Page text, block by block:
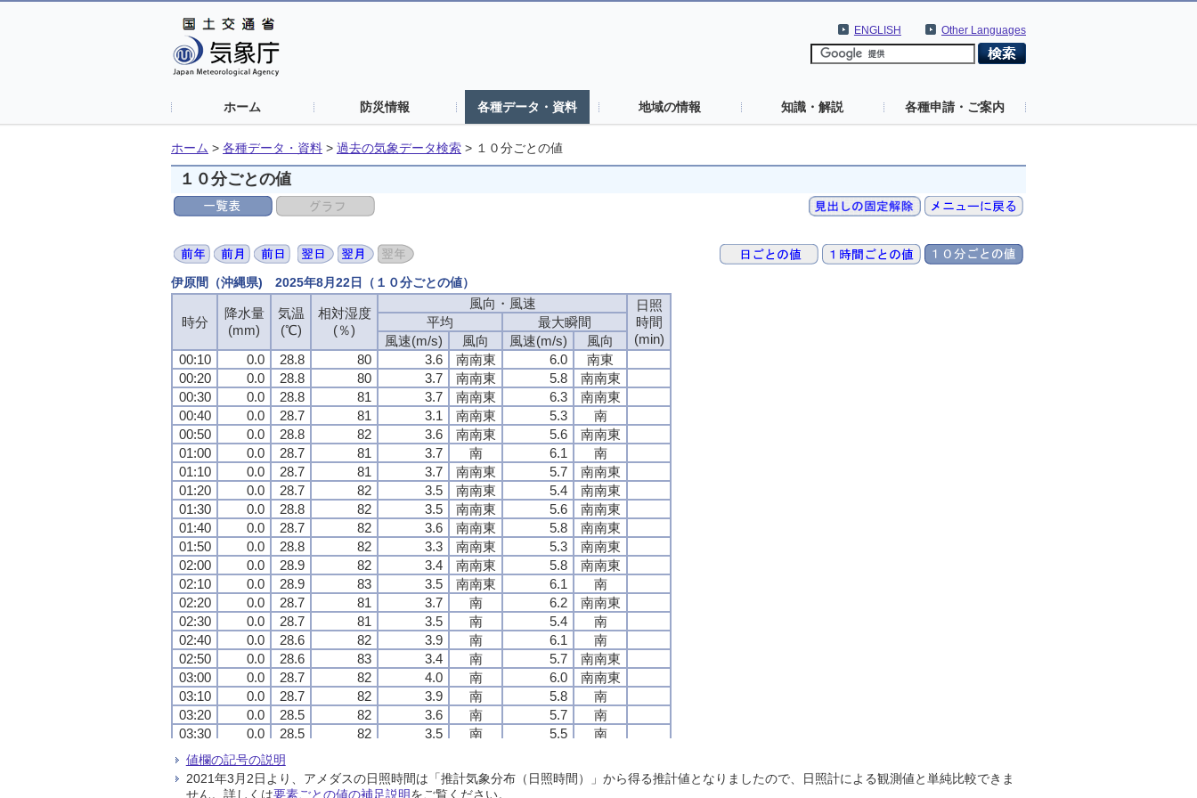
Other Languages
ENGLISH
ホーム 防災情報 各種データ・資料 地域の情報 知識・解説 各種申請・ご案内
ホーム > 各種データ・資料 > 過去の気象データ検索 > １０分ごとの値
１０分ごとの値
伊原間（沖縄県) 2025年8月22日（１０分ごとの値）
時分
降水量
(mm)
気温
(℃)
相対湿度
(％)
風向・風速
日照
時間
(min)
平均
最大瞬間
風速(m/s)
風向 風速(m/s)
風向
00:10
0.0 28.8 80 3.6 南南東 6.0
南東
00:20
0.0 28.8 80 3.7 南南東 5.8
南南東
00:30
0.0 28.8 81 3.7 南南東 6.3
南南東
00:40
0.0 28.7 81 3.1 南南東 5.3
南
00:50
0.0 28.8 82 3.6 南南東 5.6
南南東
01:00
0.0 28.7 81 3.7 南 6.1
南
01:10
0.0 28.7 81 3.7 南南東 5.7
南南東
01:20
0.0 28.7 82 3.5 南南東 5.4
南南東
01:30
0.0 28.8 82 3.5 南南東 5.6
南南東
01:40
0.0 28.7 82 3.6 南南東 5.8
南南東
01:50
0.0 28.8 82 3.3 南南東 5.3
南南東
02:00
0.0 28.9 82 3.4 南南東 5.8
南南東
02:10
0.0 28.9 83 3.5 南南東 6.1
南
02:20
0.0 28.7 81 3.7 南 6.2
南南東
02:30
0.0 28.7 81 3.5 南 5.4
南
02:40
0.0 28.6 82 3.9 南 6.1
南
02:50
0.0 28.6 83 3.4 南 5.7
南南東
03:00
0.0 28.7 82 4.0 南 6.0
南南東
03:10
0.0 28.7 82 3.9 南 5.8
南
03:20
0.0 28.5 82 3.6 南 5.7
南
03:30
0.0 28.5 82 3.5 南 5.5
南
03:40
0.0 28.5
03:50
0.0 28.4 82 3.0 南 5.3
南南西
04:00
0.0 28.5 83 3.1 南 4.5 南南西
時分
降水量
(mm)
気温
(℃)
相対湿度
(％)
風向・風速
日照
時間
(min)
平均
最大瞬間
風速(m/s)
風向 風速(m/s)
風向
00:10
0.0 28.8 80 3.6 南南東 6.0
南東
00:20
0.0 28.8 80 3.7 南南東 5.8
南南東
00:30
0.0 28.8 81 3.7 南南東 6.3
南南東
00:40
0.0 28.7 81 3.1 南南東 5.3
南
00:50
0.0 28.8 82 3.6 南南東 5.6
南南東
01:00
0.0 28.7 81 3.7 南 6.1
南
01:10
0.0 28.7 81 3.7 南南東 5.7
南南東
01:20
0.0 28.7 82 3.5 南南東 5.4
南南東
01:30
0.0 28.8 82 3.5 南南東 5.6
南南東
01:40
0.0 28.7 82 3.6 南南東 5.8
南南東
01:50
0.0 28.8 82 3.3 南南東 5.3
南南東
02:00
0.0 28.9 82 3.4 南南東 5.8
南南東
02:10
0.0 28.9 83 3.5 南南東 6.1
南
02:20
0.0 28.7 81 3.7 南 6.2
南南東
02:30
0.0 28.7 81 3.5 南 5.4
南
02:40
0.0 28.6 82 3.9 南 6.1
南
02:50
0.0 28.6 83 3.4 南 5.7
南南東
03:00
0.0 28.7 82 4.0 南 6.0
南南東
03:10
0.0 28.7 82 3.9 南 5.8
南
03:20
0.0 28.5 82 3.6 南 5.7
南
03:30
0.0 28.5 82 3.5 南 5.5
南
03:40
0.0 28.5
03:50
0.0 28.4 82 3.0 南 5.3
南南西
04:00
0.0 28.5 83 3.1 南 4.5 南南西
時分
降水量
(mm)
気温
(℃)
相対湿度
(％)
風向・風速
日照
時間
(min)
平均
最大瞬間
風速(m/s)
風向 風速(m/s)
風向
00:10
0.0 28.8 80 3.6 南南東 6.0
南東
00:20
0.0 28.8 80 3.7 南南東 5.8
南南東
00:30
0.0 28.8 81 3.7 南南東 6.3
南南東
00:40
0.0 28.7 81 3.1 南南東 5.3
南
00:50
0.0 28.8 82 3.6 南南東 5.6
南南東
01:00
0.0 28.7 81 3.7 南 6.1
南
01:10
0.0 28.7 81 3.7 南南東 5.7
南南東
01:20
0.0 28.7 82 3.5 南南東 5.4
南南東
01:30
0.0 28.8 82 3.5 南南東 5.6
南南東
01:40
0.0 28.7 82 3.6 南南東 5.8
南南東
01:50
0.0 28.8 82 3.3 南南東 5.3
南南東
02:00
0.0 28.9 82 3.4 南南東 5.8
南南東
02:10
0.0 28.9 83 3.5 南南東 6.1
南
02:20
0.0 28.7 81 3.7 南 6.2
南南東
02:30
0.0 28.7 81 3.5 南 5.4
南
02:40
0.0 28.6 82 3.9 南 6.1
南
02:50
0.0 28.6 83 3.4 南 5.7
南南東
03:00
0.0 28.7 82 4.0 南 6.0
南南東
03:10
0.0 28.7 82 3.9 南 5.8
南
03:20
0.0 28.5 82 3.6 南 5.7
南
03:30
0.0 28.5 82 3.5 南 5.5
南
03:40
0.0 28.5
03:50
0.0 28.4 82 3.0 南 5.3
南南西
04:00
0.0 28.5 83 3.1 南 4.5 南南西
時分
降水量
(mm)
気温
(℃)
相対湿度
(％)
風向・風速
日照
時間
(min)
平均
最大瞬間
風速(m/s)
風向 風速(m/s)
風向
00:10
0.0 28.8 80 3.6 南南東 6.0
南東
00:20
0.0 28.8 80 3.7 南南東 5.8
南南東
00:30
0.0 28.8 81 3.7 南南東 6.3
南南東
00:40
0.0 28.7 81 3.1 南南東 5.3
南
00:50
0.0 28.8 82 3.6 南南東 5.6
南南東
01:00
0.0 28.7 81 3.7 南 6.1
南
01:10
0.0 28.7 81 3.7 南南東 5.7
南南東
01:20
0.0 28.7 82 3.5 南南東 5.4
南南東
01:30
0.0 28.8 82 3.5 南南東 5.6
南南東
01:40
0.0 28.7 82 3.6 南南東 5.8
南南東
01:50
0.0 28.8 82 3.3 南南東 5.3
南南東
02:00
0.0 28.9 82 3.4 南南東 5.8
南南東
02:10
0.0 28.9 83 3.5 南南東 6.1
南
02:20
0.0 28.7 81 3.7 南 6.2
南南東
02:30
0.0 28.7 81 3.5 南 5.4
南
02:40
0.0 28.6 82 3.9 南 6.1
南
02:50
0.0 28.6 83 3.4 南 5.7
南南東
03:00
0.0 28.7 82 4.0 南 6.0
南南東
03:10
0.0 28.7 82 3.9 南 5.8
南
03:20
0.0 28.5 82 3.6 南 5.7
南
03:30
0.0 28.5 82 3.5 南 5.5
南
03:40
0.0 28.5
03:50
0.0 28.4 82 3.0 南 5.3
南南西
04:00
0.0 28.5 83 3.1 南 4.5 南南西
値欄の記号の説明
2021年3月2日より、アメダスの日照時間は「推計気象分布（日照時間）」から得る推計値となりましたので、日照計による観測値と単純比較できま
せん。詳しくは要素ごとの値の補足説明をご覧ください。